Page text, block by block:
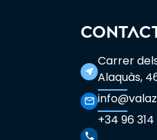
near_me
Carrer
Alaquàs,
mail_outline
phone
+34 96